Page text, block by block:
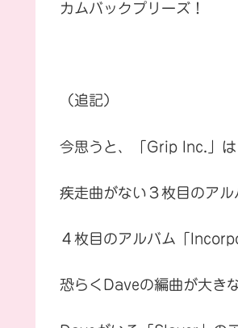
カムバックプリーズ！
（追記）
今思うと、「Grip Inc.」は
疾走曲がない３枚目のア
４枚目のアルバム「
恐らくDaveの編曲が大き